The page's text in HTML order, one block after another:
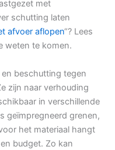
met
schutting laten
afvoer aflopen“? Lees
weten te komen.
beschutting tegen
zijn naar verhouding
in verschillende
geïmpregneerd grenen,
het materiaal hangt
budget. Zo kan